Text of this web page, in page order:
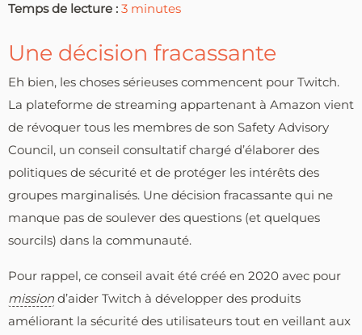
Temps de lecture : 3 minutes
Une décision fracassante
Eh bien, les choses sérieuses commencent pour Twitch.
La plateforme de streaming appartenant à Amazon vient
de révoquer tous les membres de son Safety Advisory
Council, un conseil consultatif chargé d’élaborer des
politiques de sécurité et de protéger les intérêts des
groupes marginalisés. Une décision fracassante qui ne
manque pas de soulever des questions (et quelques
sourcils) dans la communauté.
Pour rappel, ce conseil avait été créé en 2020 avec pour
mission d’aider Twitch à développer des produits
améliorant la sécurité des utilisateurs tout en veillant aux